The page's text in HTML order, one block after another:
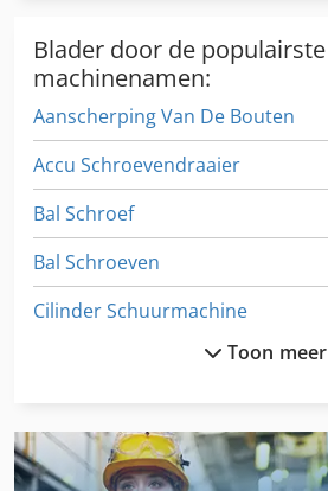
Blader door de populairste
machinenamen:
Aanscherping Van De Bouten
Accu Schroevendraaier
Bal Schroef
Bal Schroeven
Cilinder Schuurmachine
Compressor-Msk Schroef Ik
Profiel Schuurmachine
Toon meer